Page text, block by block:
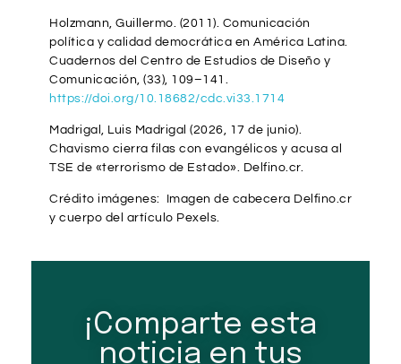
Holzmann, Guillermo. (2011). Comunicación
política y calidad democrática en América Latina.
Cuadernos del Centro de Estudios de Diseño y
Comunicación, (33), 109–141.
https://doi.org/10.18682/cdc.vi33.1714
Madrigal, Luis Madrigal (2026, 17 de junio).
Chavismo cierra filas con evangélicos y acusa al
TSE de «terrorismo de Estado». Delfino.cr.
Crédito imágenes: Imagen de cabecera Delfino.cr
y cuerpo del artículo Pexels.
¡Comparte esta
noticia en tus